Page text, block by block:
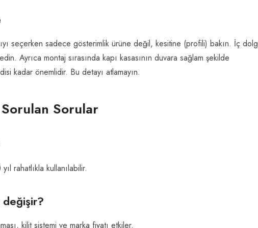
seçerken sadece gösterimlik ürüne değil, kesitine (profili) bakın. İç
Ayrıca montaj sırasında kapı kasasının duvara sağlam şekilde
kadar önemlidir. Bu detayı atlamayın.
Sorulan Sorular
rahatlıkla kullanılabilir.
kilit sistemi ve marka fiyatı etkiler.